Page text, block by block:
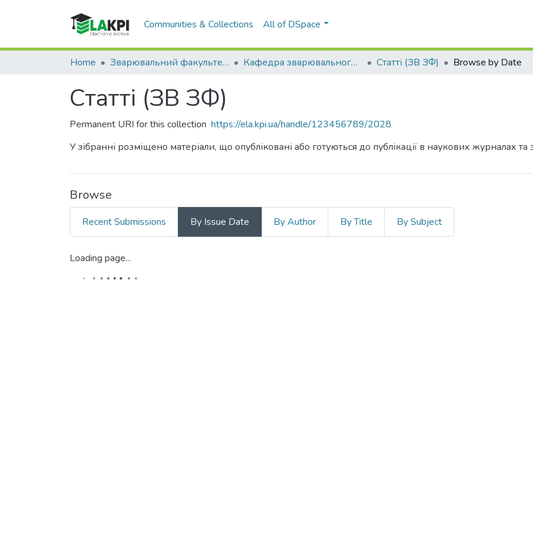
Communities & Collections All of DSpace
Home Зварювальний факультет (ЗФ) Кафедра зварювального виробництва (ЗВ ЗФ) Статті (ЗВ ЗФ) Browse by Date
Статті (ЗВ ЗФ)
Permanent URI for this collection https://ela.kpi.ua/handle/123456789/2028
У зібранні розміщено матеріали, що опубліковані або готуються до публікації в наукових журналах та
Browse
Recent Submissions By Issue Date By Author By Title By Subject
Loading page...